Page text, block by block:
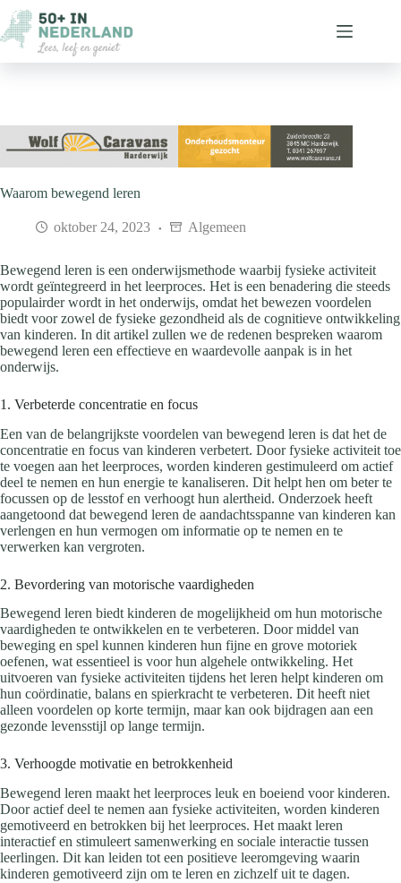
naar
de
inhoud
Waarom bewegend leren
oktober 24, 2023 Algemeen
Bewegend leren is een onderwijsmethode waarbij fysieke activiteit
wordt geïntegreerd in het leerproces. Het is een benadering die steeds
populairder wordt in het onderwijs, omdat het bewezen voordelen
biedt voor zowel de fysieke gezondheid als de cognitieve ontwikkeling
van kinderen. In dit artikel zullen we de redenen bespreken waarom
bewegend leren een effectieve en waardevolle aanpak is in het
onderwijs.
1. Verbeterde concentratie en focus
Een van de belangrijkste voordelen van bewegend leren is dat het de
concentratie en focus van kinderen verbetert. Door fysieke activiteit toe
te voegen aan het leerproces, worden kinderen gestimuleerd om actief
deel te nemen en hun energie te kanaliseren. Dit helpt hen om beter te
focussen op de lesstof en verhoogt hun alertheid. Onderzoek heeft
aangetoond dat bewegend leren de aandachtsspanne van kinderen kan
verlengen en hun vermogen om informatie op te nemen en te
verwerken kan vergroten.
2. Bevordering van motorische vaardigheden
Bewegend leren biedt kinderen de mogelijkheid om hun motorische
vaardigheden te ontwikkelen en te verbeteren. Door middel van
beweging en spel kunnen kinderen hun fijne en grove motoriek
oefenen, wat essentieel is voor hun algehele ontwikkeling. Het
uitvoeren van fysieke activiteiten tijdens het leren helpt kinderen om
hun coördinatie, balans en spierkracht te verbeteren. Dit heeft niet
alleen voordelen op korte termijn, maar kan ook bijdragen aan een
gezonde levensstijl op lange termijn.
3. Verhoogde motivatie en betrokkenheid
Bewegend leren maakt het leerproces leuk en boeiend voor kinderen.
Door actief deel te nemen aan fysieke activiteiten, worden kinderen
gemotiveerd en betrokken bij het leerproces. Het maakt leren
interactief en stimuleert samenwerking en sociale interactie tussen
leerlingen. Dit kan leiden tot een positieve leeromgeving waarin
kinderen gemotiveerd zijn om te leren en zichzelf uit te dagen.